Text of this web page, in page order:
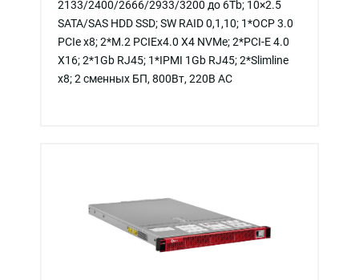
2133/2400/2666/2933/3200 до 6Tb; 10×2.5
SATA/SAS HDD SSD; SW RAID 0,1,10; 1*OCP 3.0
PCIe x8; 2*M.2 PCIEx4.0 X4 NVMe; 2*PCI-E 4.0
X16; 2*1Gb RJ45; 1*IPMI 1Gb RJ45; 2*Slimline
x8; 2 сменных БП, 800Вт, 220В АС